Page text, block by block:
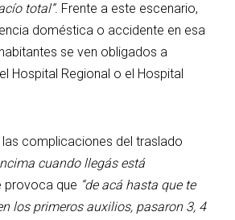
total”. Frente a este escenario,
doméstica o accidente en esa
se ven obligados a
Hospital Regional o el Hospital
complicaciones del traslado
cuando llegás está
provoca que “de acá hasta que te
los primeros auxilios, pasaron 3, 4